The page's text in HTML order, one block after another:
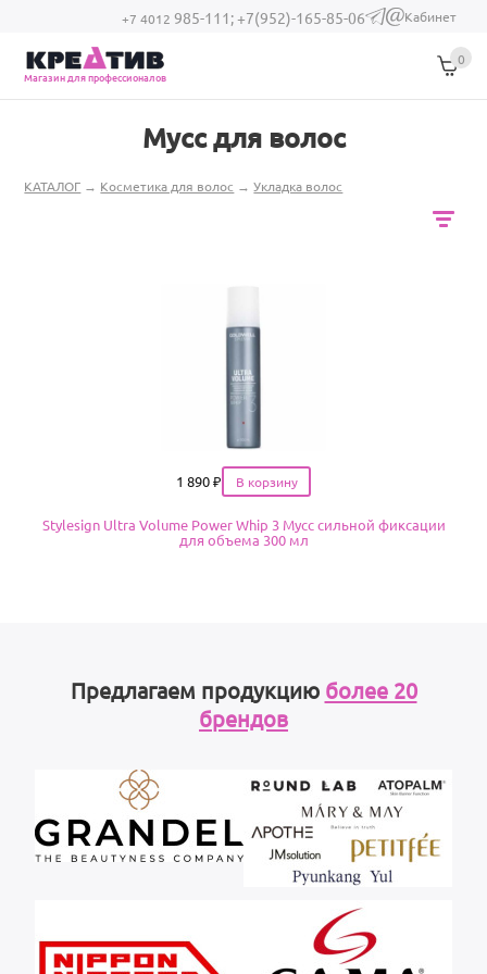
Перейти к основному содержанию
+7 4012 985-111;+7(952)-165-85-06
(link sends e-
Кабинет
Магазин для профессионалов
0
Мусс для волос
Вы здесь
КАТАЛОГ → Косметика для волос →Укладка волос
Цена
1 890 ₽
Stylesign Ultra Volume Power Whip 3 Мусс сильной фиксации
для объема 300 мл
Предлагаем продукцию более 20
брендов